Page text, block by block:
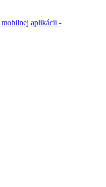
mobilnej aplikácii -